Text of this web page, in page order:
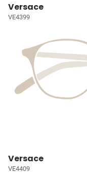
Versace
VE4399
Versace
VE4409